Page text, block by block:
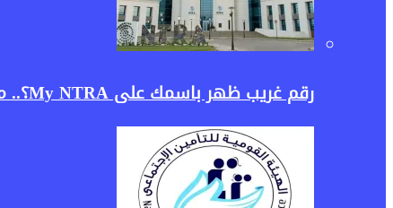
رقم غريب ظهر باسمك على My NTRA؟.. ماذا تفعل لإلغائه وحماية بياناتك؟